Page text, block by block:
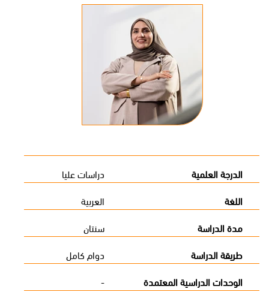
الدرجة العلمية
دراسات عليا
اللغة
العربية
مدة الدراسة
سنتان
طريقة الدراسة
دوام كامل
الوحدات الدراسية المعتمدة
-